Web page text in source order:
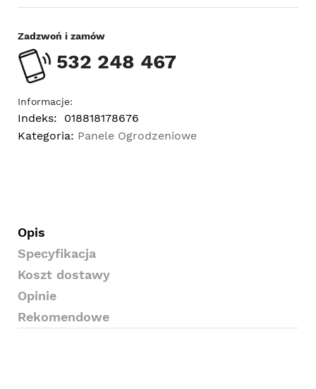
Zadzwoń i zamów
532 248 467
Informacje:
Indeks:
018818178676
Kategoria: Panele Ogrodzeniowe
Opis
Specyfikacja
Koszt dostawy
Opinie
Rekomendowe